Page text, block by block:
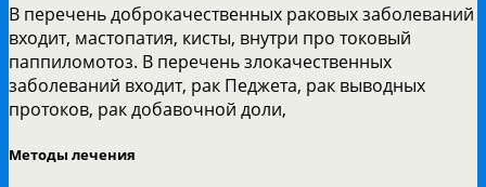
В перечень доброкачественных раковых заболеваний
входит, мастопатия, кисты, внутри про токовый
паппиломотоз. В перечень злокачественных
заболеваний входит, рак Педжета, рак выводных
протоков, рак добавочной доли,
Методы лечения